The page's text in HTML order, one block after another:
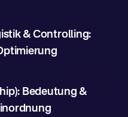
& Controlling:
Bedeutung &